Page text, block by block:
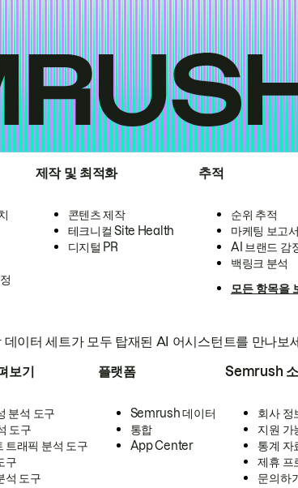
제작 및 최적화
콘텐츠 제작
테크니컬 Site Health
디지털 PR
추적
순위 추적
마케팅 보고
AI 브랜드 감
백링크 분석
모든 항목을
이터 세트가 모두 탑재된 AI 어시스턴트를 만나보
보기
분석 도구
도구
트래픽 분석 도구
구
석 도구
플랫폼
Semrush 데이터
통합
App Center
Semrush
회사 정
지원 가
통계 자
제휴 프
문의하